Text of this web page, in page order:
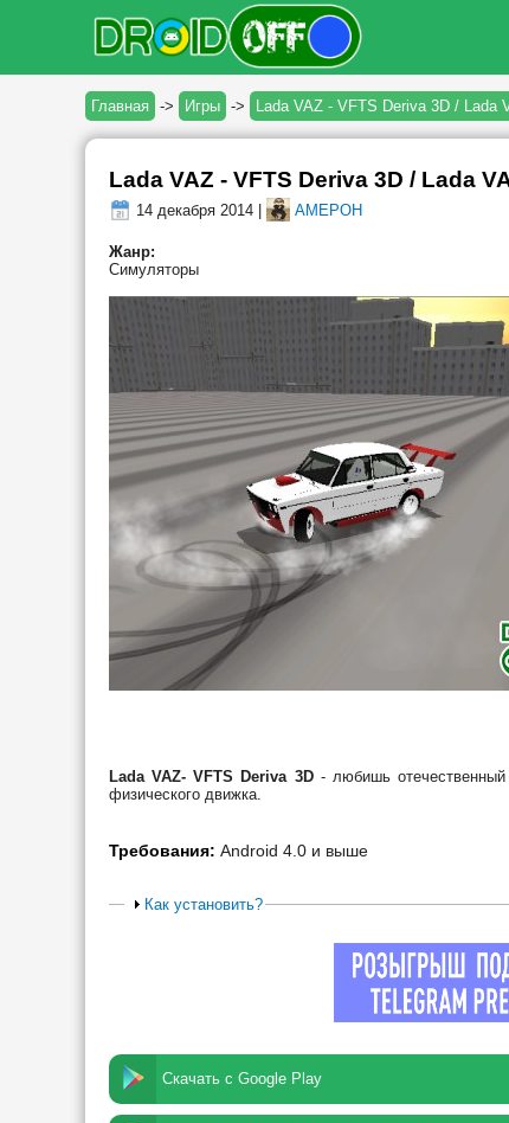
Главная -> Игры -> Lada VAZ - VFTS Deriva 3D / Lada
Lada VAZ - VFTS Deriva 3D / Lada
14 декабря 2014 | AMEPOH
Жанр:
Симуляторы
Lada VAZ- VFTS Deriva 3D- любишь отечественный
физического движка.
Требования: Android 4.0 и выше
Как установить?
Скачать с Google Play